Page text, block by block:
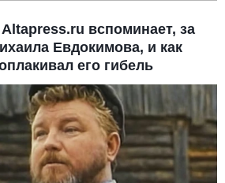
вспоминает, за
Евдокимова, и как
его гибель